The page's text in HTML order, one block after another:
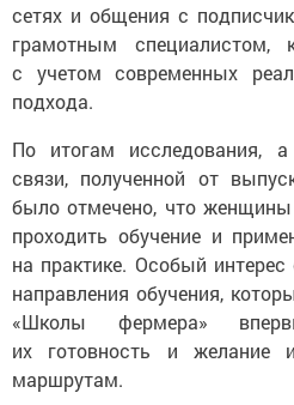
сетях и общения с
грамотным специалистом,
с учетом современных
подхода.
По итогам исследования,
связи, полученной от
было отмечено, что
проходить обучение и
на практике. Особый
направления обучения,
«Школы фермера»
их готовность и желание
маршрутам.